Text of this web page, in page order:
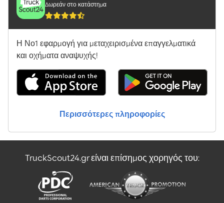
Δωρεάν στο κατάστημα
Η Νο1 εφαρμογή για μεταχειρισμένα επαγγελματικά
και οχήματα αναψυχής!
Περισσότερες πληροφορίες
TruckScout24.gr είναι επίσημος χορηγός του: